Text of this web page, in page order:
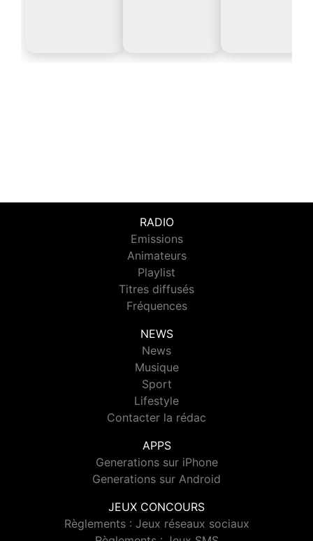
RADIO
Emissions
Animateurs
Playlist
Titres diffusés
Fréquences
NEWS
News
Musique
Sport
Lifestyle
Contacter la rédac
APPS
Generations sur iPhone
Generations sur Android
JEUX CONCOURS
Règlements : Jeux réseaux sociaux